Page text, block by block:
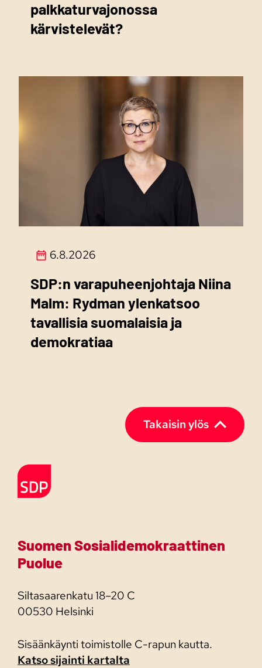
palkkaturvajonossa
kärvistelevät?
6.8.2026
SDP:n varapuheenjohtaja Niina
Malm: Rydman ylenkatsoo
tavallisia suomalaisia ja
demokratiaa
Takaisin ylös
Etusivulle
Suomen Sosialidemokraattinen
Puolue
Siltasaarenkatu 18–20 C
00530 Helsinki
Sisäänkäynti toimistolle C-rapun kautta.
Katso sijainti kartalta